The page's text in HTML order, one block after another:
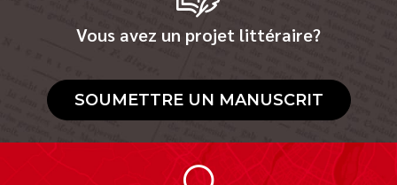
Vous avez un projet littéraire?
SOUMETTRE UN MANUSCRIT